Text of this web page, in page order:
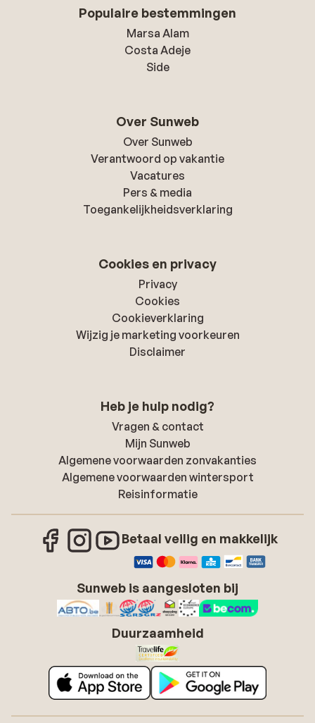
Populaire bestemmingen
Marsa Alam
Costa Adeje
Side
Over Sunweb
Over Sunweb
Verantwoord op vakantie
Vacatures
Pers & media
Toegankelijkheidsverklaring
Cookies en privacy
Privacy
Cookies
Cookieverklaring
Wijzig je marketing voorkeuren
Disclaimer
Heb je hulp nodig?
Vragen & contact
Mijn Sunweb
Algemene voorwaarden zonvakanties
Algemene voorwaarden wintersport
Reisinformatie
Betaal veilig en makkelijk
Sunweb is aangesloten bij
Duurzaamheid